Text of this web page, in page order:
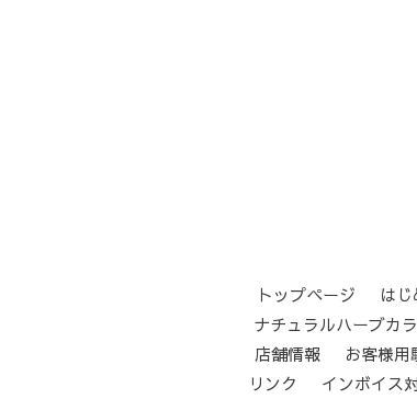
トップページ は
ナチュラルハーブカ
店舗情報
お客様用
リンク
インボイス